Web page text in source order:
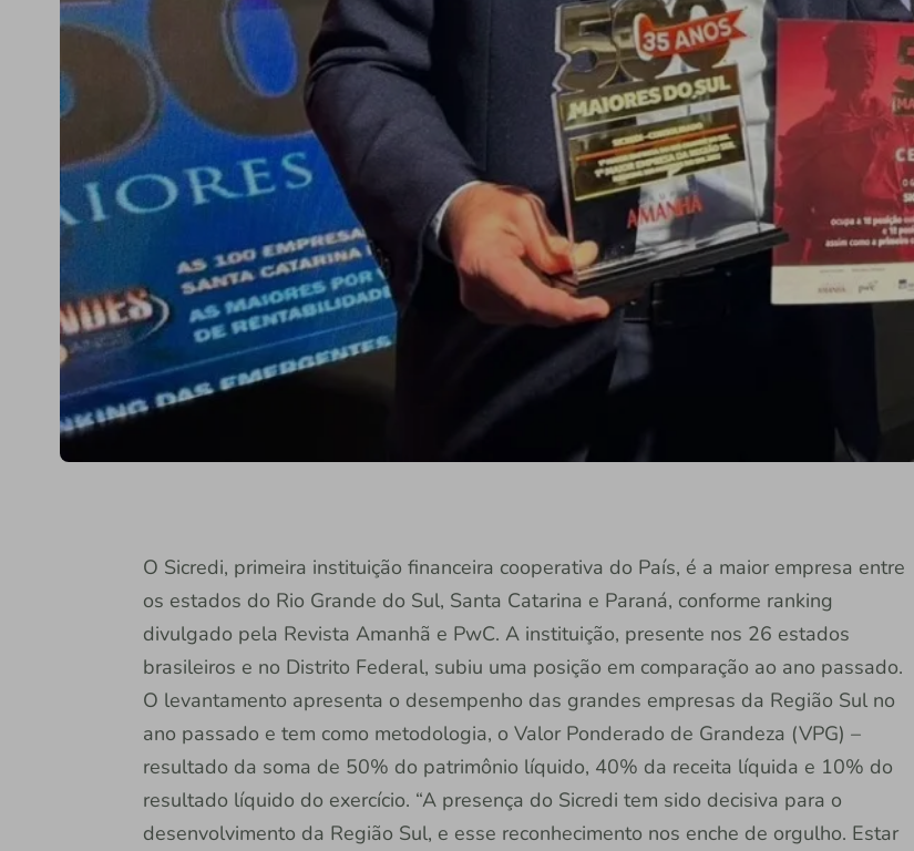
O Sicredi, primeira instituição financeira cooperativa do País, é a maior empresa entre
os estados do Rio Grande do Sul, Santa Catarina e Paraná, conforme ranking
divulgado pela Revista Amanhã e PwC. A instituição, presente nos 26 estados
brasileiros e no Distrito Federal, subiu uma posição em comparação ao ano passado.
O levantamento apresenta o desempenho das grandes empresas da Região Sul no
ano passado e tem como metodologia, o Valor Ponderado de Grandeza (VPG) –
resultado da soma de 50% do patrimônio líquido, 40% da receita líquida e 10% do
resultado líquido do exercício. “A presença do Sicredi tem sido decisiva para o
desenvolvimento da Região Sul, e esse reconhecimento nos enche de orgulho. Estar